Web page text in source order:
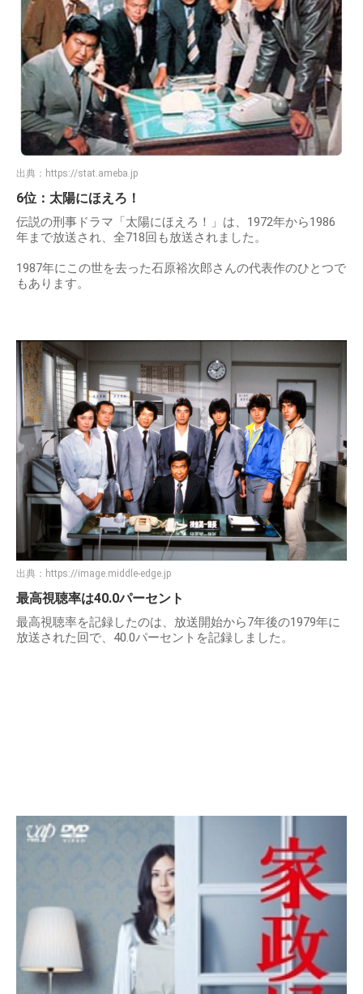
出典： https://stat.ameba.jp
6位：太陽にほえろ！
伝説の刑事ドラマ「太陽にほえろ！」は、1972年から1986
年まで放送され、全718回も放送されました。
1987年にこの世を去った石原裕次郎さんの代表作のひとつで
もあります。
出典： https://image.middle-edge.jp
最高視聴率は40.0パーセント
最高視聴率を記録したのは、放送開始から7年後の1979年に
放送された回で、40.0パーセントを記録しました。